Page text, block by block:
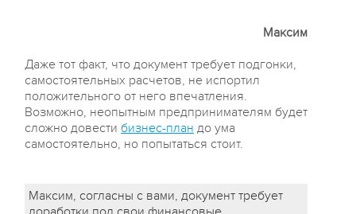
Максим
Даже тот факт, что документ требует подгонки,
самостоятельных расчетов, не испортил
положительного от него впечатления.
Возможно, неопытным предпринимателям будет
сложно довести бизнес-план до ума
самостоятельно, но попытаться стоит.
Максим, согласны с вами, документ требует